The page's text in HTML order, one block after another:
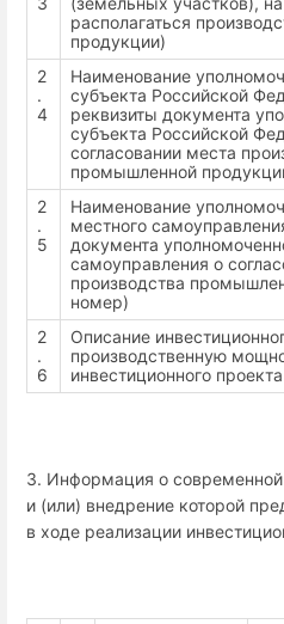
располагаться
продукции)
2
.
4
Наименование
субъекта Российской
реквизиты документа
субъекта Российской
согласовании места
промышленной
2
.
5
Наименование
местного
документа
самоуправления о
производства
номер)
2
.
6
Описание
производственную
инвестиционного проекта
3. Информация о современной
и (или) внедрение которой
в ходе реализации